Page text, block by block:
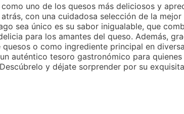
uno de los quesos más deliciosos y
con una cuidadosa selección de la
sea único es su sabor inigualable, que
para los amantes del queso. Además,
o como ingrediente principal en
auténtico tesoro gastronómico para
y déjate sorprender por su